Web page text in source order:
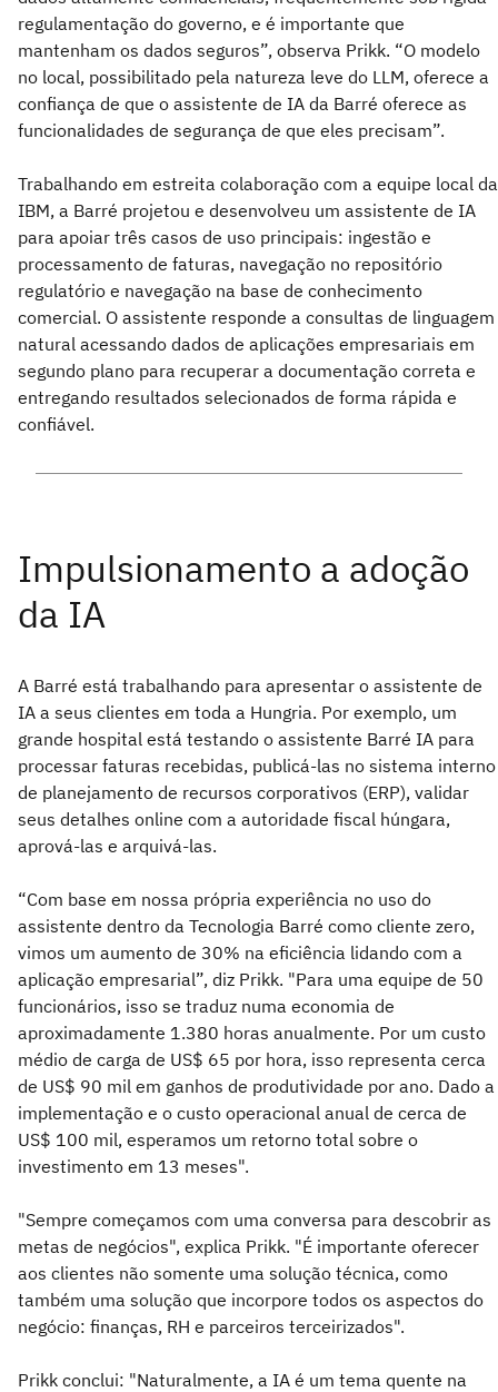
regulamentação do governo, e é importante que
mantenham os dados seguros”, observa Prikk. “O modelo
no local, possibilitado pela natureza leve do LLM, oferece a
confiança de que o assistente de IA da Barré oferece as
funcionalidades de segurança de que eles precisam”.
Trabalhando em estreita colaboração com a equipe local da
IBM, a Barré projetou e desenvolveu um assistente de IA
para apoiar três casos de uso principais: ingestão e
processamento de faturas, navegação no repositório
regulatório e navegação na base de conhecimento
comercial. O assistente responde a consultas de linguagem
natural acessando dados de aplicações empresariais em
segundo plano para recuperar a documentação correta e
entregando resultados selecionados de forma rápida e
confiável.
A Barré está trabalhando para apresentar o assistente de
IA a seus clientes em toda a Hungria. Por exemplo, um
grande hospital está testando o assistente Barré IA para
processar faturas recebidas, publicá-las no sistema interno
de planejamento de recursos corporativos (ERP), validar
seus detalhes online com a autoridade fiscal húngara,
aprová-las e arquivá-las.
“Com base em nossa própria experiência no uso do
assistente dentro da Tecnologia Barré como cliente zero,
vimos um aumento de 30% na eficiência lidando com a
aplicação empresarial”, diz Prikk. "Para uma equipe de 50
funcionários, isso se traduz numa economia de
aproximadamente 1.380 horas anualmente. Por um custo
médio de carga de US$ 65 por hora, isso representa cerca
de US$ 90 mil em ganhos de produtividade por ano. Dado a
implementação e o custo operacional anual de cerca de
US$ 100 mil, esperamos um retorno total sobre o
investimento em 13 meses".
"Sempre começamos com uma conversa para descobrir as
metas de negócios", explica Prikk. "É importante oferecer
aos clientes não somente uma solução técnica, como
também uma solução que incorpore todos os aspectos do
negócio: finanças, RH e parceiros terceirizados".
Prikk conclui: "Naturalmente, a IA é um tema quente na